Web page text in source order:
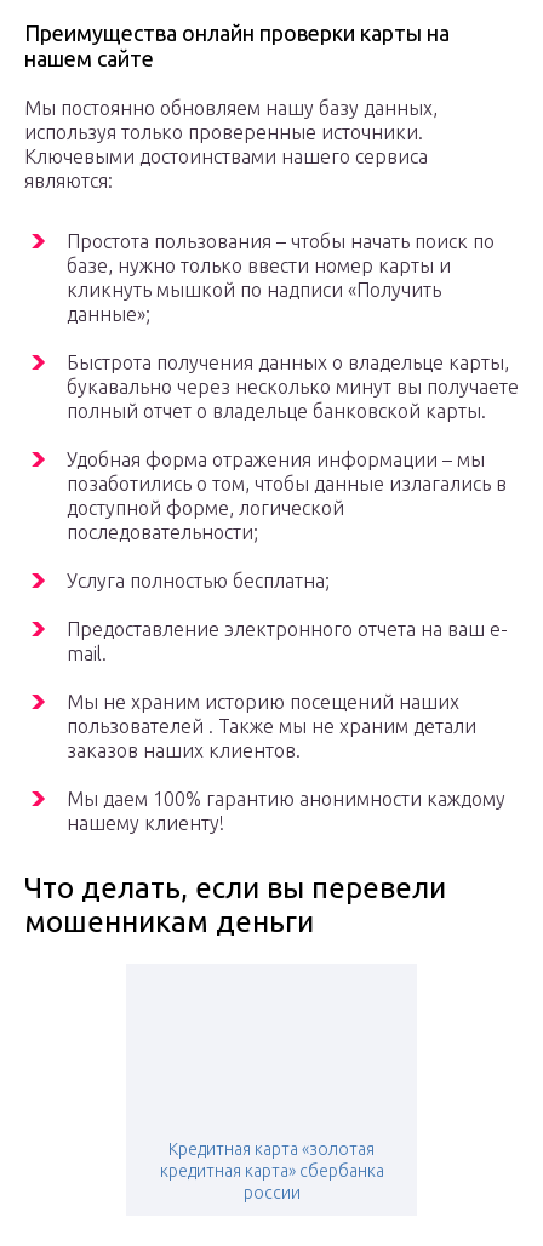
Преимущества онлайн проверки карты на
нашем сайте
Мы постоянно обновляем нашу базу данных,
используя только проверенные источники.
Ключевыми достоинствами нашего сервиса
являются:
Простота пользования – чтобы начать поиск по
базе, нужно только ввести номер карты и
кликнуть мышкой по надписи «Получить
данные»;
Быстрота получения данных о владельце карты,
букавально через несколько минут вы получаете
полный отчет о владельце банковской карты.
Удобная форма отражения информации – мы
позаботились о том, чтобы данные излагались в
доступной форме, логической
последовательности;
Услуга полностью бесплатна;
Предоставление электронного отчета на ваш e-
mail.
Мы не храним историю посещений наших
пользователей . Также мы не храним детали
заказов наших клиентов.
Мы даем 100% гарантию анонимности каждому
нашему клиенту!
Что делать, если вы перевели
мошенникам деньги
Кредитная карта «золотая
кредитная карта» сбербанка
россии